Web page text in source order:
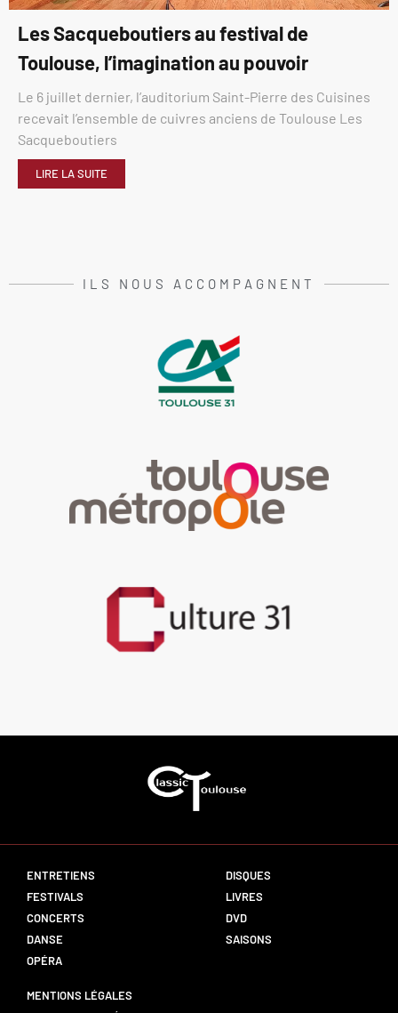
Les Sacqueboutiers au festival de
Toulouse, l’imagination au pouvoir
Le 6 juillet dernier, l’auditorium Saint-Pierre des Cuisines
recevait l’ensemble de cuivres anciens de Toulouse Les
Sacqueboutiers
LIRE LA SUITE
ILS NOUS ACCOMPAGNENT
ENTRETIENS
FESTIVALS
CONCERTS
DANSE
OPÉRA
DISQUES
LIVRES
DVD
SAISONS
MENTIONS LÉGALES